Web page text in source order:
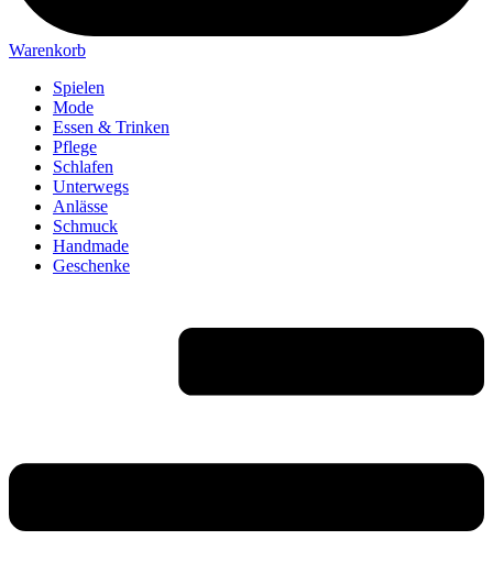
Warenkorb
Spielen
Mode
Essen & Trinken
Pflege
Schlafen
Unterwegs
Anlässe
Schmuck
Handmade
Geschenke